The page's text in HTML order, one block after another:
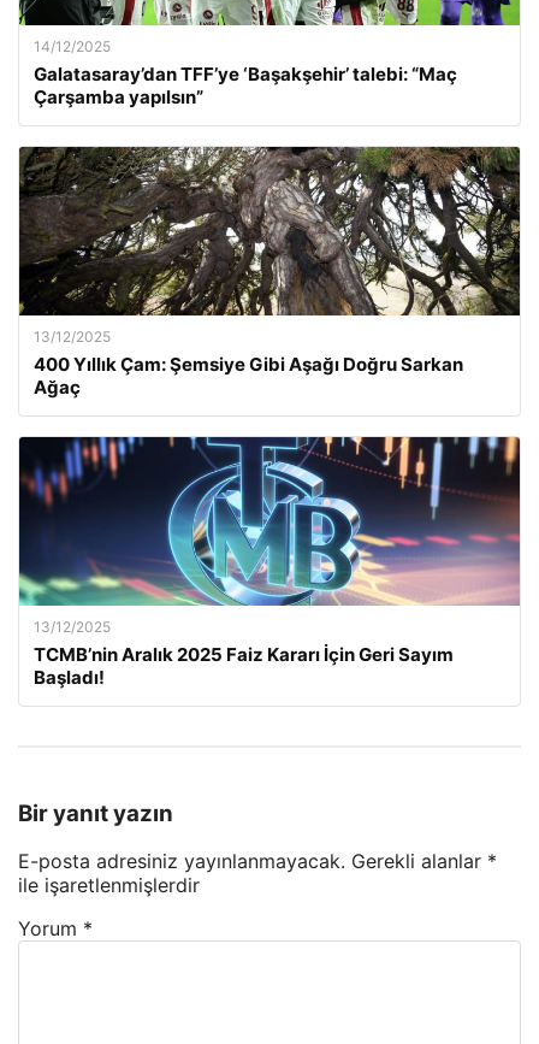
14/12/2025
Galatasaray’dan TFF’ye ‘Başakşehir’ talebi: “Maç
Çarşamba yapılsın”
13/12/2025
400 Yıllık Çam: Şemsiye Gibi Aşağı Doğru Sarkan
Ağaç
13/12/2025
TCMB’nin Aralık 2025 Faiz Kararı İçin Geri Sayım
Başladı!
Bir yanıt yazın
E-posta adresiniz yayınlanmayacak. Gerekli alanlar *
ile işaretlenmişlerdir
Yorum *